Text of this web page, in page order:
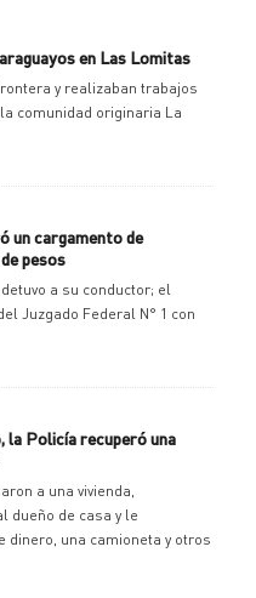
en Las Lomitas
y realizaban trabajos
comunidad originaria La
un cargamento de
pesos
a su conductor; el
Juzgado Federal N° 1 con
la Policía recuperó una
a una vivienda,
dueño de casa y le
una camioneta y otros